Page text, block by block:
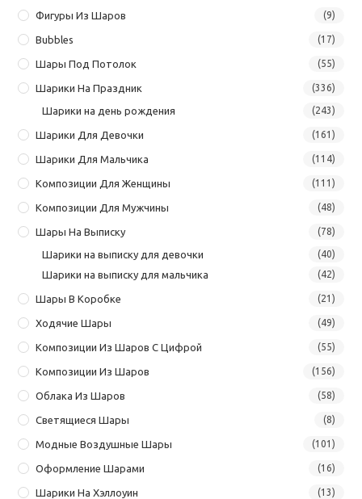
Фигуры Из Шаров (9)
Bubbles (17)
Шары Под Потолок (55)
Шарики На Праздник (336)
Шарики на день рождения (243)
Шарики Для Девочки (161)
Шарики Для Мальчика (114)
Композиции Для Женщины (111)
Композиции Для Мужчины (48)
Шары На Выписку (78)
Шарики на выписку для девочки (40)
Шарики на выписку для мальчика (42)
Шары В Коробке (21)
Ходячие Шары (49)
Композиции Из Шаров С Цифрой (55)
Композиции Из Шаров (156)
Облака Из Шаров (58)
Светящиеся Шары (8)
Модные Воздушные Шары (101)
Оформление Шарами (16)
Шарики На Хэллоуин (13)